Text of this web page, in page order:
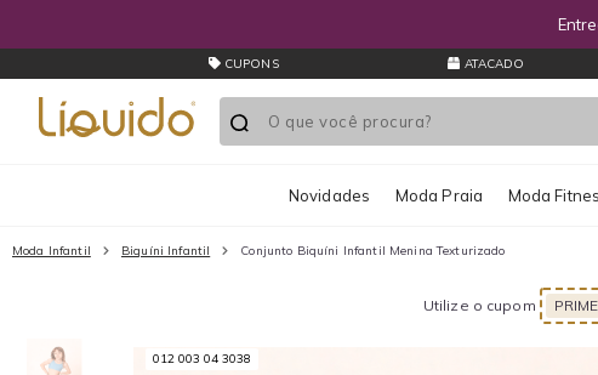
CUPONS ATACADO
Novidades Moda
Moda Praia
Moda Infantil Biquíni Infantil Conjunto Biquíni Infantil Menina Texturizado
Utilize o cupom
012 003 04 3038